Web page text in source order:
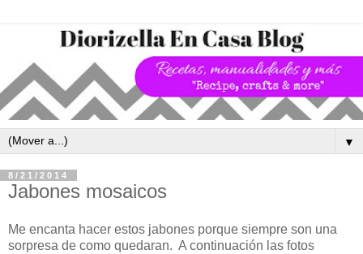
▼
8/21/2014
Jabones mosaicos
Me encanta hacer estos jabones porque siempre son una
sorpresa de como quedaran. A continuación las fotos